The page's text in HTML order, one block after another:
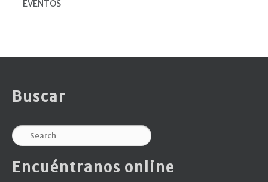
EVENTOS
Buscar
Encuéntranos online